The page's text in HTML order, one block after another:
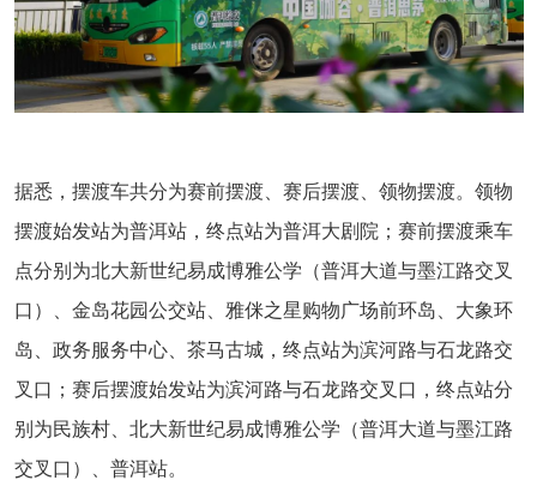
据悉，摆渡车共分为赛前摆渡、赛后摆渡、领物摆渡。领物
摆渡始发站为普洱站，终点站为普洱大剧院；赛前摆渡乘车
点分别为北大新世纪易成博雅公学（普洱大道与墨江路交叉
口）、金岛花园公交站、雅侎之星购物广场前环岛、大象环
岛、政务服务中心、茶马古城，终点站为滨河路与石龙路交
叉口；赛后摆渡始发站为滨河路与石龙路交叉口，终点站分
别为民族村、北大新世纪易成博雅公学（普洱大道与墨江路
交叉口）、普洱站。